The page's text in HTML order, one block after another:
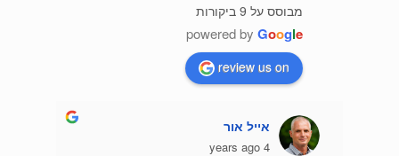
מבוסס על 9 ביקורות
powered by Google
review us on
אייל אור
4 years ago